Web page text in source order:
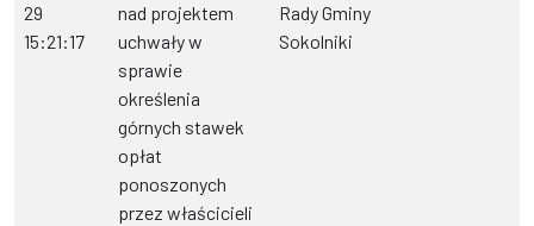
29
15:21:17
nad projektem
uchwały w
sprawie
określenia
górnych stawek
opłat
ponoszonych
przez właścicieli
Rady Gminy
Sokolniki